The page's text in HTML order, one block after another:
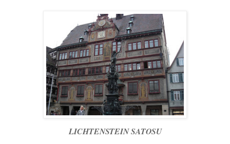
LICHTENSTEIN SATOSU